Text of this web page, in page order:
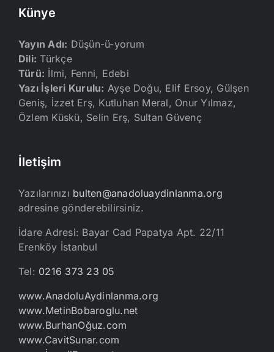
Künye
Yayın Adı: Düşün-ü-yorum
Dili: Türkçe
Türü: İlmi, Fenni, Edebi
Yazı İşleri Kurulu: Ayşe Doğu, Elif Ersoy, Gülşen
Geniş, İzzet Erş, Kutluhan Meral, Onur Yılmaz,
Özlem Küskü, Selin Erş, Sultan Güvenç
İletişim
Yazılarınızı bulten@anadoluaydinlanma.org
adresine gönderebilirsiniz.
İdare Adresi: Bayar Cad Papatya Apt. 22/11
Erenköy İstanbul
Tel: 0216 373 23 05
www.AnadoluAydinlanma.org
www.MetinBobaroglu.net
www.BurhanOğuz.com
www.CavitSunar.com